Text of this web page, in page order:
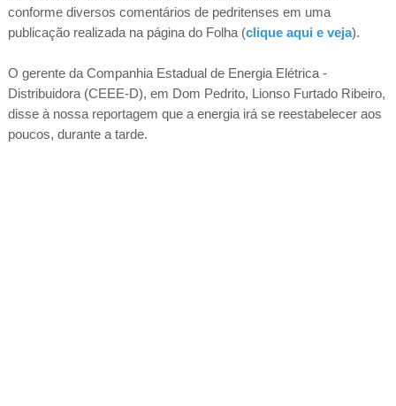
conforme diversos comentários de pedritenses em uma
publicação realizada na página do Folha (clique aqui e veja).
O gerente da Companhia Estadual de Energia Elétrica -
Distribuidora (CEEE-D), em Dom Pedrito, Lionso Furtado Ribeiro,
disse à nossa reportagem que a energia irá se reestabelecer aos
poucos, durante a tarde.